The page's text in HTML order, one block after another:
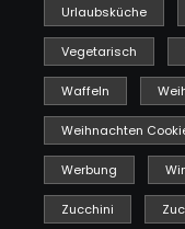
Urlaubsküche
Vegetarisch
Waffeln
Weihnachten
Werbung
Zucchini